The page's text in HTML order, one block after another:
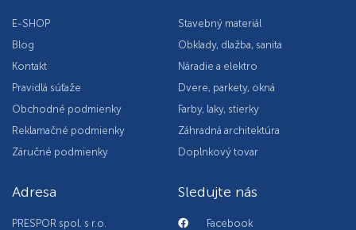
E-SHOP
Blog
Kontakt
Pravidlá súťaže
Obchodné podmienky
Reklamačné podmienky
Záručné podmienky
Stavebný materiál
Obklady, dlažba, sanita
Náradie a elektro
Dvere, parkety, okná
Farby, laky, stierky
Záhradná architektúra
Doplnkový tovar
Adresa
PRESPOR spol. s r.o.
Sledujte nás
Facebook